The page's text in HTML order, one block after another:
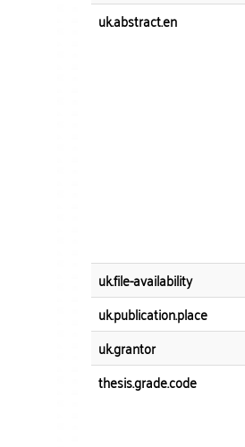
uk.abstract.en
uk.file-availability
uk.publication.place
uk.grantor
thesis.grade.code